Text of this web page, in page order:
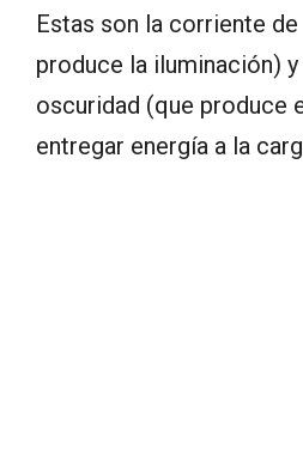
Estas son la corriente
produce la iluminación)
oscuridad (que produce
entregar energía a la